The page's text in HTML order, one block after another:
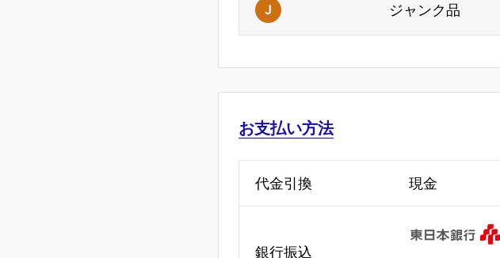
J ジャンク品
お支払い方法
代金引換 現金
銀行振込